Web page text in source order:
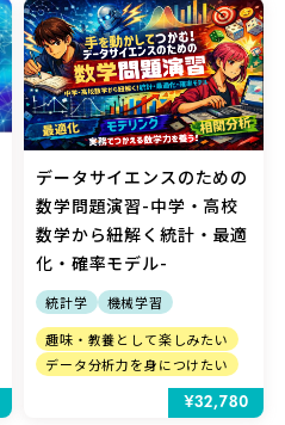
データサイエンスのための
数学問題演習-中学・高校
数学から紐解く統計・最適
化・確率モデル-
統計学
機械学習
趣味・教養として楽しみたい
データ分析力を身につけたい
¥32,780